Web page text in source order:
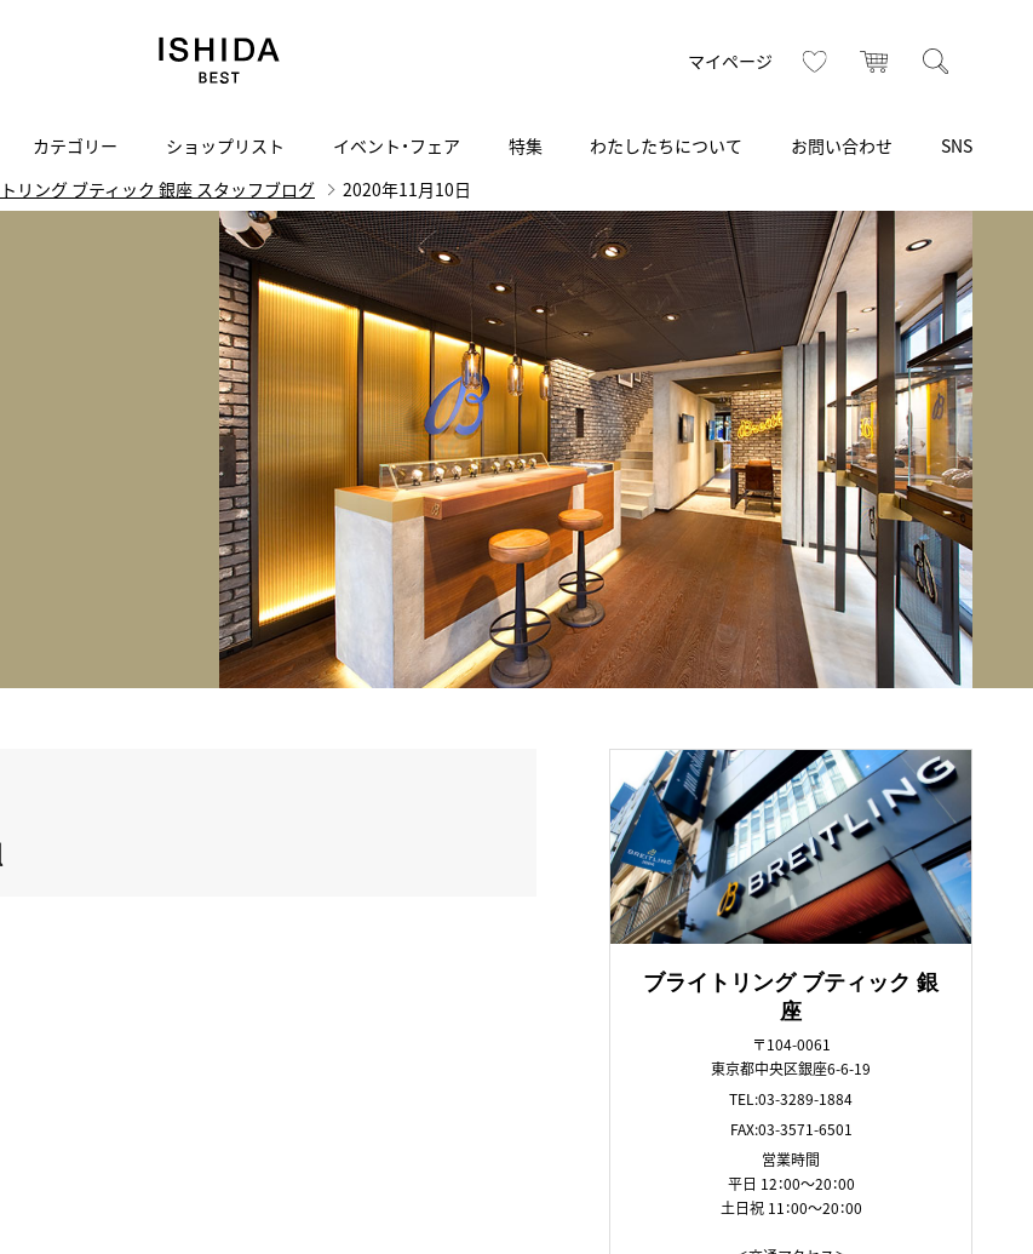
マイページ お気に入りカート
I J K L M N O P
amazfit
アマズフィット
AMIDA
アミダ
ARMINSTROM
アーミンシュトローム
Arnold & Son
アーノルド＆サン
正規取り扱いブランド一覧はこちら
買取り・下取り・委託サービスについて
検索
ヴィンテージブランド一覧はこちら
カテゴリー
ヴィンテージブランド
ISHIDA いいモノ Selection
いいモノ Gift selection
i.s.d.(アイエスディー)
ショップリスト
ISHIDA表参道 ISHIDA N43°（札幌）
Luxury Time Lounge ブライトリング ブティック 銀座
IWC 表参道ブティック BEST VINTAGE新宿
BEST VINTAGEヒューリックスクエア札幌
ショップリスト一覧はこちら
イベント・フェア 特集 わたしたちについて
概要 サービス
お問い合わせ
の予約 オンライン相談
SNS
INSTAGRAM
TikTok
リング ブティック 銀座 スタッフブログ 2020年11月10日
ブライトリング ブティック 銀
座
〒104-0061
東京都中央区銀座6-6-19
TEL:03-3289-1884
FAX:03-3571-6501
営業時間
平日 12：00～20：00
土日祝 11：00～20：00